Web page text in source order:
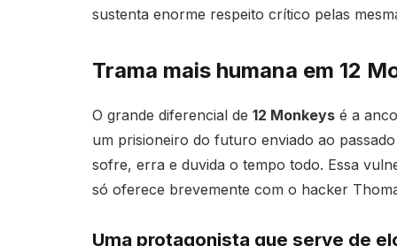
sustenta enorme respeito crítico pelas
Trama mais humana em 12
O grande diferencial de 12 Monkeysé a
um prisioneiro do futuro enviado ao
sofre, erra e duvida o tempo todo. Essa
só oferece brevemente com o hacker
Uma protagonista que serve de